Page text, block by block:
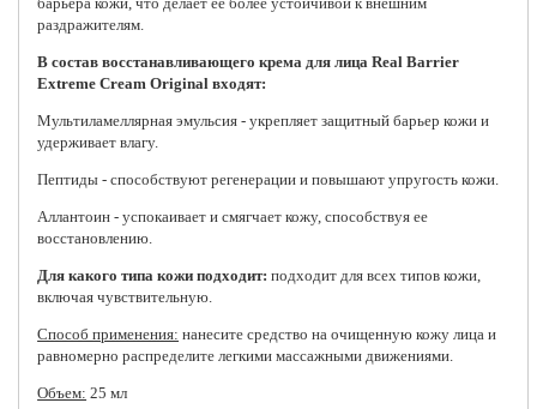
раздражителям.
В состав восстанавливающего крема для лица Real Barrier
Extreme Cream Original входят:
Мультиламеллярная эмульсия - укрепляет защитный барьер кожи и
удерживает влагу.
Пептиды - способствуют регенерации и повышают упругость кожи.
Аллантоин - успокаивает и смягчает кожу, способствуя ее
восстановлению.
Для какого типа кожи подходит: подходит для всех типов кожи,
включая чувствительную.
Способ применения: нанесите средство на очищенную кожу лица и
равномерно распределите легкими массажными движениями.
Объем: 25 мл